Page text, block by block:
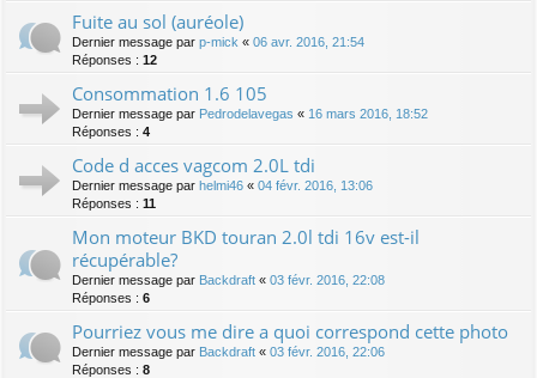
Fuite au sol (auréole)
Dernier message par p-mick « 06 avr. 2016, 21:54
Réponses : 12
Consommation 1.6 105
Dernier message par Pedrodelavegas « 16 mars 2016, 18:52
Réponses : 4
Code d acces vagcom 2.0L tdi
Dernier message par helmi46 « 04 févr. 2016, 13:06
Réponses : 11
Mon moteur BKD touran 2.0l tdi 16v est-il
récupérable?
Dernier message par Backdraft « 03 févr. 2016, 22:08
Réponses : 6
Pourriez vous me dire a quoi correspond cette photo
Dernier message par Backdraft « 03 févr. 2016, 22:06
Réponses : 8